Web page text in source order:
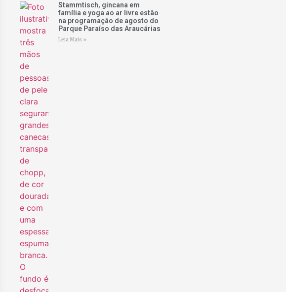
Stammtisch, gincana em
família e yoga ao ar livre estão
na programação de agosto do
Parque Paraíso das Araucárias
Leia Mais »